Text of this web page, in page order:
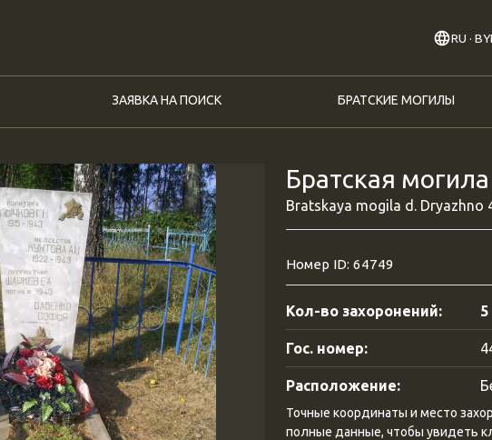
RU ·
ЗАЯВКА НА ПОИСК БРАТСКИЕ МОГИЛЫ
Братская
Bratskaya mogila d. Dryazhno
Номер ID: 64749
Кол-во захоронений: 5
Гос. номер:
Расположение:
Точные координаты и место
полные данные, чтобы увидеть